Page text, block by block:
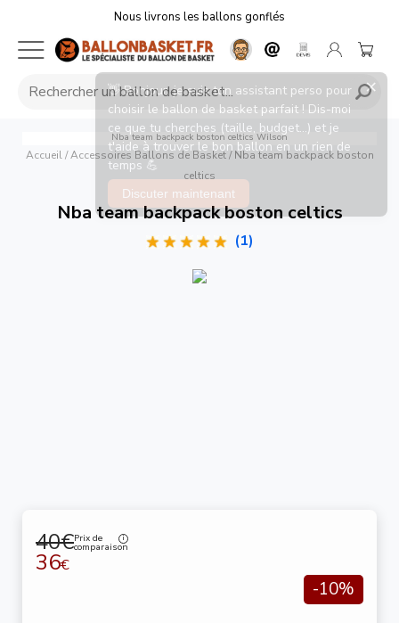
Nous livrons les ballons gonflés
Nba team backpack boston celtics Wilson
Accueil/ Accessoires Ballons de Basket/ Nba team backpack boston
celtics
Nba team backpack boston celtics
(1)
40€Prix de
comparaison
36€
-10%